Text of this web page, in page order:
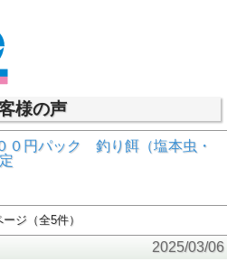
様の声
０円パック 釣り餌（塩本虫・
ジ（全5件）
2025/03/06